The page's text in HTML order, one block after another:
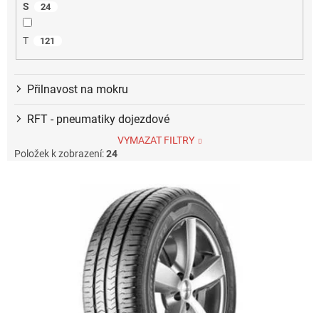
S 24
T 121
Přilnavost na mokru
RFT - pneumatiky dojezdové
VYMAZAT FILTRY
Položek k zobrazení:24